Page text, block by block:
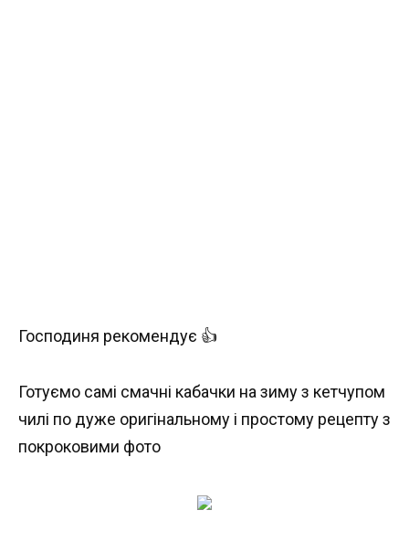
Господиня рекомендує 👍
Готуємо самі смачні кабачки на зиму з кетчупом
чилі по дуже оригінальному і простому рецепту з
покроковими фото